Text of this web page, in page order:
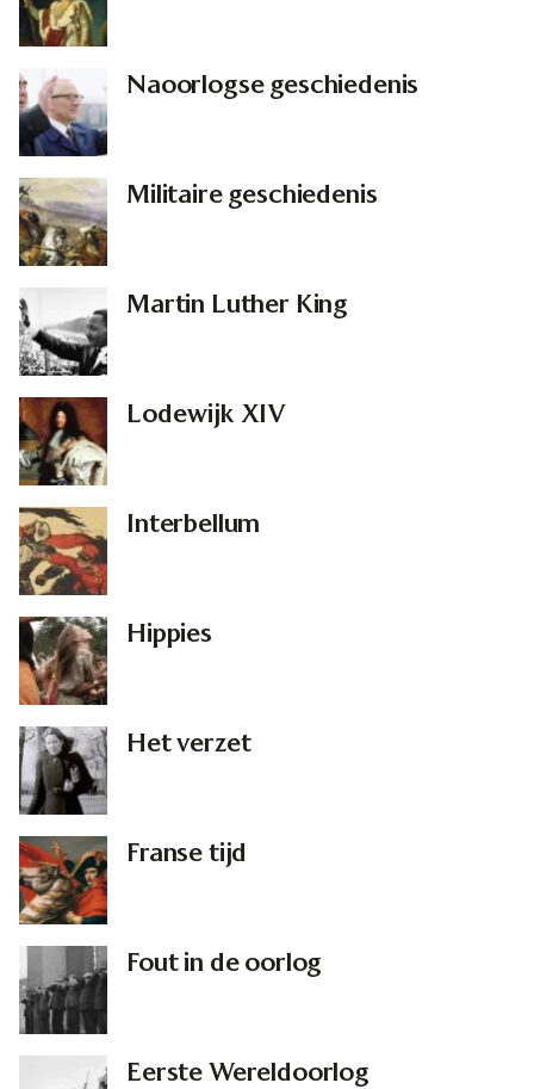
Naoorlogse geschiedenis
Militaire geschiedenis
Martin Luther King
Lodewijk XIV
Interbellum
Hippies
Het verzet
Franse tijd
Fout in de oorlog
Eerste Wereldoorlog